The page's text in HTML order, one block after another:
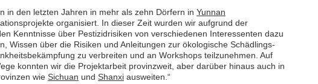
in den letzten Jahren in mehr als zehn Dörfern in Yunnan
organisiert. In dieser Zeit wurden wir aufgrund der
Kenntnisse über Pestizidrisiken von verschiedenen Interessenten dazu
Wissen über die Risiken und Anleitungen zur ökologische Schädlings-
zu verbreiten und an Workshops teilzunehmen. Auf
konnten wir die Projektarbeit provinzweit, aber darüber hinaus auch in
wie Sichuan und Shanxi ausweiten.“